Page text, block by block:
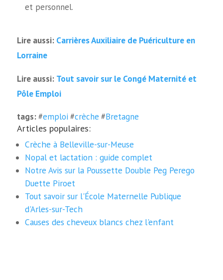
et personnel.
Lire aussi: Carrières Auxiliaire de Puériculture en
Lorraine
Lire aussi: Tout savoir sur le Congé Maternité et
Pôle Emploi
tags:#emploi #crèche #Bretagne
Articles populaires:
Crèche à Belleville-sur-Meuse
Nopal et lactation : guide complet
Notre Avis sur la Poussette Double Peg Perego
Duette Piroet
Tout savoir sur l'École Maternelle Publique
d'Arles-sur-Tech
Causes des cheveux blancs chez l'enfant